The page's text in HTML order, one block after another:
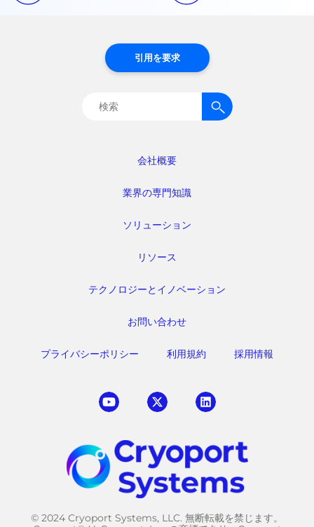
会社概要
業界の専門知識
ソリューション
リソース
テクノロジーとイノベーション
お問い合わせ
プライバシーポリシー 利用規約 採用情報
引用を要求
検
© 2024 Cryoport Systems, LLC. 無断転載を禁じます。